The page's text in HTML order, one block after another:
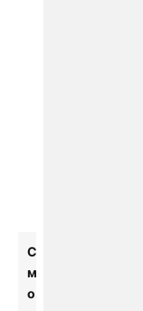
С
м
о